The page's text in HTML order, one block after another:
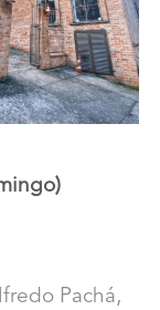
Pachá,